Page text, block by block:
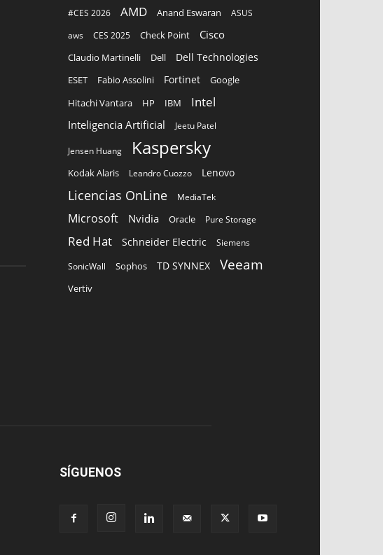
#CES 2026 AMD Anand Eswaran
ASUS
aws
CES 2025 Check Point Cisco
Claudio Martinelli Dell Dell Technologies
ESET Fabio Assolini Fortinet
Google
Hitachi Vantara
HP IBM Intel
Inteligencia Artificial Jeetu Patel
Jensen Huang Kaspersky
Kodak Alaris Leandro Cuozzo Lenovo
Licencias OnLine MediaTek
Microsoft Nvidia Oracle Pure Storage
Red Hat Schneider Electric
Siemens
SonicWall
Sophos TD SYNNEX Veeam
Vertiv
SÍGUENOS